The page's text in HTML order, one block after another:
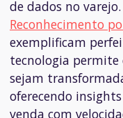
de dados no
Reconhecimento
exemplificam
tecnologia permite
sejam
oferecendo
venda com